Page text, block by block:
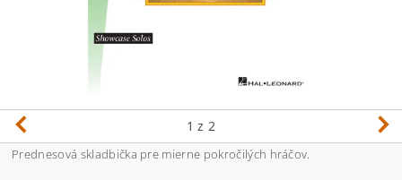
1 z 2
Prednesová skladbička pre mierne pokročilých hráčov.